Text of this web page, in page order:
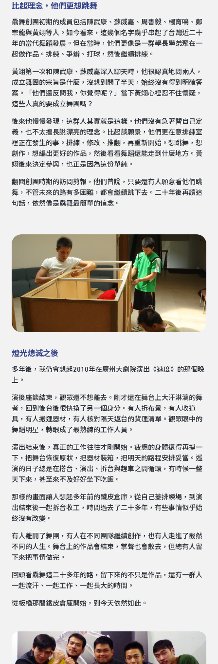
比起理念，他們更想跳舞
驫舞創團初期的成員包括陳武康、蘇威嘉、周書毅、楊育鳴、鄭
宗龍與黃翊等人。如今看來，這幾個名字幾乎串起了台灣近二十
年的當代舞蹈發展。但在當時，他們更像是一群學長學弟聚在一
起做作品。排練、爭辯、打球，然後繼續排練。
黃翊第一次和陳武康、蘇威嘉深入聊天時，他很認真地問兩人，
成立舞團的宗旨是什麼，沒想到問了半天，始終沒有得到明確答
案。「他們還反問我，你覺得呢？」當下黃翊心裡忍不住懷疑，
這些人真的要成立舞團嗎？
後來他慢慢發現，這群人其實就是這樣。他們沒有急著替自己定
義，也不太擅長說漂亮的理念。比起談願景，他們更在意排練室
裡正在發生的事。排練、修改、推翻，再重新開始。想跳舞，想
創作，想編出更好的作品，然後看看舞蹈還能走到什麼地方。黃
翊後來決定參與，也正是因為這份單純。
翻閱創團時期的訪問剪報，他們曾說，只要還有人願意看他們跳
舞，不管未來的路有多困難，都會繼續跳下去。二十年後再讀這
句話，依然像是驫舞最簡單的信念。
燈光熄滅之後
多年後，我仍會想起2010年在廣州大劇院演出《速度》的那個晚
上。
演後座談結束，觀眾還不想離去。剛才還在舞台上大汗淋漓的舞
者，回到後台後很快換了另一個身分。有人拆布景，有人收道
具，有人搬運器材，有人核對隔天返台的貨運清單。觀眾眼中的
舞蹈明星，轉眼成了最熟練的工作人員。
演出結束後，真正的工作往往才剛開始。疲憊的身體還得再撐一
下，把舞台恢復原狀，把器材裝箱，把明天的路程安排妥當。巡
演的日子總是在搭台、演出、拆台與趕車之間循環，有時候一整
天下來，甚至來不及好好坐下吃飯。
那樣的畫面讓人想起多年前的鐵皮倉庫。從自己蓋排練場，到演
出結束後一起拆台收工，時間過去了二十多年，有些事情似乎始
終沒有改變。
有人離開了舞團，有人在不同團隊繼續創作，也有人走進了截然
不同的人生。舞台上的作品會結束，掌聲也會散去，但總有人留
下來把事情做完。
回頭看驫舞這二十多年的路，留下來的不只是作品，還有一群人
一起流汗、一起工作、一起長大的時間。
從板橋那間鐵皮倉庫開始，到今天依然如此。